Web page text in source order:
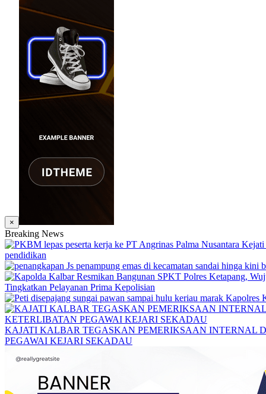
×
Breaking News
pendidikan
Tingkatkan Pelayanan Prima Kepolisian
KAJATI KALBAR TEGASKAN PEMERIKSAAN INTERNAL
PEGAWAI KEJARI SEKADAU